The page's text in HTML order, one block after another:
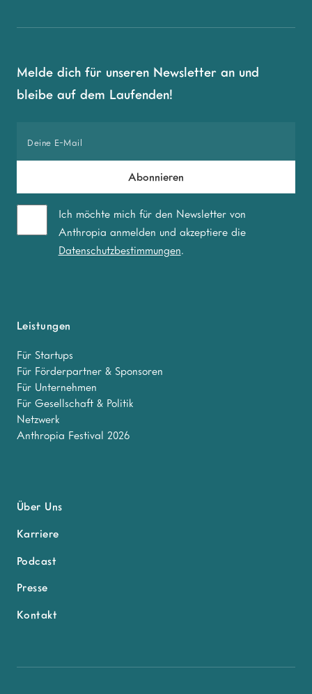
Melde dich für unseren Newsletter an und
bleibe auf dem Laufenden!
Ich möchte mich für den Newsletter von
Anthropia anmelden und akzeptiere die
Datenschutzbestimmungen.
Leistungen
Für Startups
Für Förderpartner & Sponsoren
Für Unternehmen
Für Gesellschaft & Politik
Netzwerk
Anthropia Festival 2026
Über Uns
Karriere
Podcast
Presse
Kontakt